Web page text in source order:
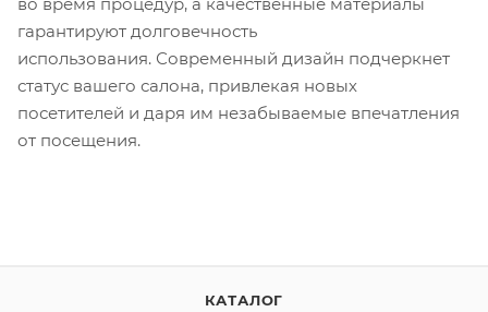
гарантируют долговечность
использования. Современный дизайн подчеркнет
статус вашего салона, привлекая новых
посетителей и даря им незабываемые впечатления
от посещения.
КАТАЛОГ